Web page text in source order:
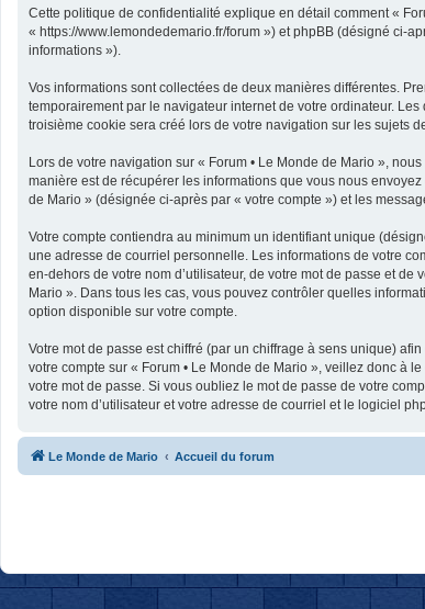
Cette politique de confidentialité explique en détail comment «
« https://www.lemondedemario.fr/forum ») et phpBB (désigné ci-
informations »).
Vos informations sont collectées de deux manières différentes.
temporairement par le navigateur internet de votre ordinateur.
troisième cookie sera créé lors de votre navigation sur les sujets
Lors de votre navigation sur « Forum • Le Monde de Mario »,
manière est de récupérer les informations que vous nous
de Mario » (désignée ci-après par « votre compte ») et les
Votre compte contiendra au minimum un identifiant unique
une adresse de courriel personnelle. Les informations de votre
en-dehors de votre nom d’utilisateur, de votre mot de passe et
Mario ». Dans tous les cas, vous pouvez contrôler quelles
option disponible sur votre compte.
Votre mot de passe est chiffré (par un chiffrage à sens unique)
votre compte sur « Forum • Le Monde de Mario », veillez donc à
votre mot de passe. Si vous oubliez le mot de passe de votre
votre nom d’utilisateur et votre adresse de courriel et le logiciel
Le Monde de Mario Accueil du forum